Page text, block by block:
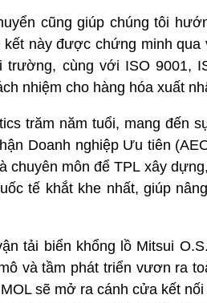
cũng giúp chúng tôi
này được chứng minh qua
cùng với ISO 9001,
nhiệm cho hàng hóa xuất
trăm năm tuổi, mang đến
Doanh nghiệp Ưu tiên
chuyên môn để TPL xây
tế khắt khe nhất, giúp
tải biển khổng lồ Mitsui
và tầm phát triển vươn ra
sẽ mở ra cánh cửa kết